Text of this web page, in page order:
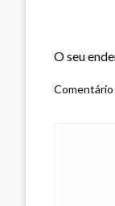
O seu
Comentário